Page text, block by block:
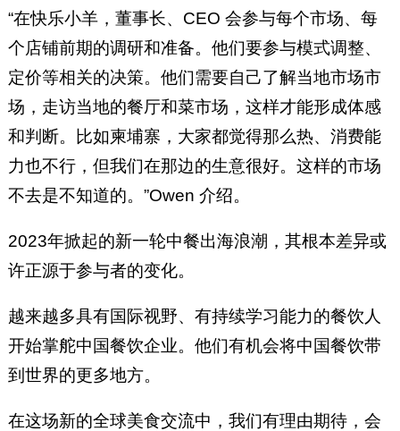
“在快乐小羊，董事长、CEO 会参与每个市场、每
个店铺前期的调研和准备。他们要参与模式调整、
定价等相关的决策。他们需要自己了解当地市场市
场，走访当地的餐厅和菜市场，这样才能形成体感
和判断。比如柬埔寨，大家都觉得那么热、消费能
力也不行，但我们在那边的生意很好。这样的市场
不去是不知道的。”Owen 介绍。
2023年掀起的新一轮中餐出海浪潮，其根本差异或
许正源于参与者的变化。
越来越多具有国际视野、有持续学习能力的餐饮人
开始掌舵中国餐饮企业。他们有机会将中国餐饮带
到世界的更多地方。
在这场新的全球美食交流中，我们有理由期待，会